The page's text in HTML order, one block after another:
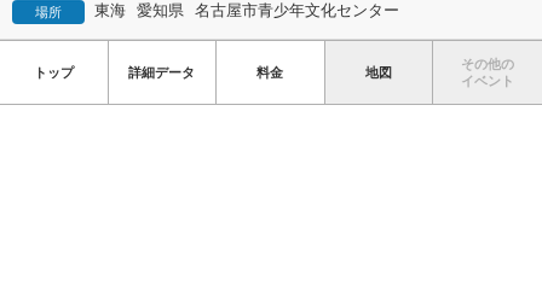
場所 東海 愛知県 名古屋市青少年文化センター
トップ 詳細データ 料金 地図
その他の
イベント